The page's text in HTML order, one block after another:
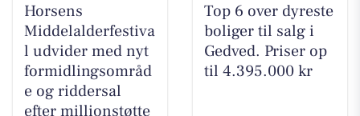
Horsens
Middelalderfestiva
l udvider med nyt
formidlingsområd
e og riddersal
efter millionstøtte
Top 6 over dyreste
boliger til salg i
Gedved. Priser op
til 4.395.000 kr